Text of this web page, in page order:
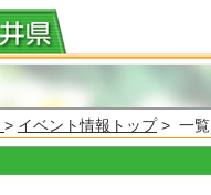
> イベント情報トップ> 一覧